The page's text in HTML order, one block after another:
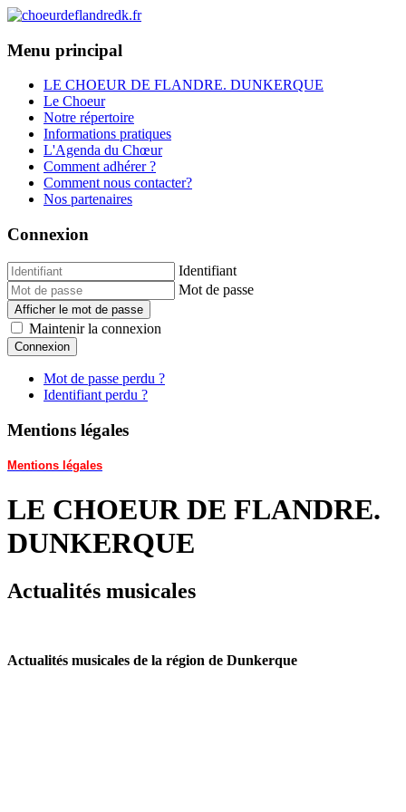
Menu principal
LE CHOEUR DE FLANDRE. DUNKERQUE
Le Choeur
Notre répertoire
Informations pratiques
L'Agenda du Chœur
Comment adhérer ?
Comment nous contacter?
Nos partenaires
Connexion
Identifiant
Mot de passe
Afficher le mot de passe
Maintenir la connexion
Connexion
Mot de passe perdu ?
Identifiant perdu ?
Mentions légales
Mentions légales
LE CHOEUR DE FLANDRE.
DUNKERQUE
Actualités musicales
Actualités musicales de la région de Dunkerque